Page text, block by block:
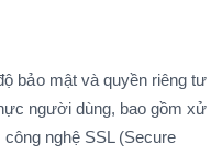
bảo mật và quyền riêng tư
người dùng, bao gồm xử
nghệ SSL (Secure